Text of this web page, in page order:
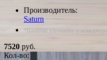
Производитель:
Saturn
*Наличие уточняйте у менеджера
7520 руб.
Кол-во: